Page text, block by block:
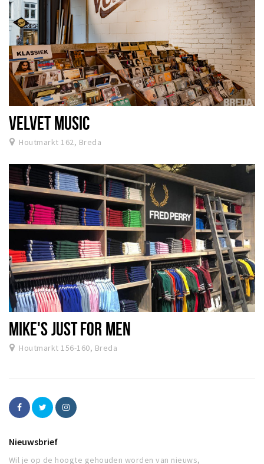
VELVET MUSIC
Houtmarkt 162, Breda
MIKE'S JUST FOR MEN
Houtmarkt 156-160, Breda
Nieuwsbrief
Wil je op de hoogte gehouden worden van nieuws,